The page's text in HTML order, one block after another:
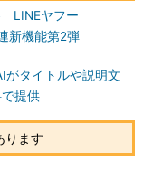
LINEヤフー
新機能第2弾
がタイトルや説明文
提供
ります